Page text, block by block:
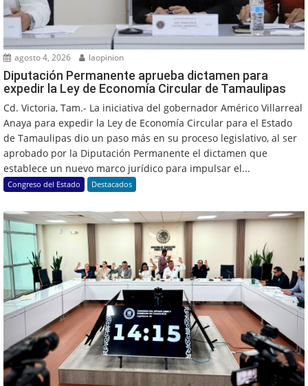
agosto 4, 2026 laopinion
Diputación Permanente aprueba dictamen para
expedir la Ley de Economía Circular de Tamaulipas
Cd. Victoria, Tam.- La iniciativa del gobernador Américo Villarreal
Anaya para expedir la Ley de Economía Circular para el Estado
de Tamaulipas dio un paso más en su proceso legislativo, al ser
aprobado por la Diputación Permanente el dictamen que
establece un nuevo marco jurídico para impulsar el...
Congreso del Estado Destacados